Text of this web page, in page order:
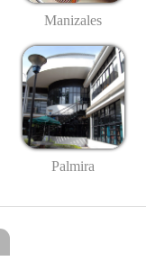
Manizales
Palmira